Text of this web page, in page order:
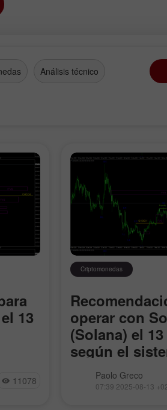
Análisis técnico
13
11078
Criptomonedas
operar con
(Solana) el
según el
Solana se unió al
día recibimos más
Paolo Greco
07:39 2025-08-13
Abrir una Cuenta
Real
Abrir